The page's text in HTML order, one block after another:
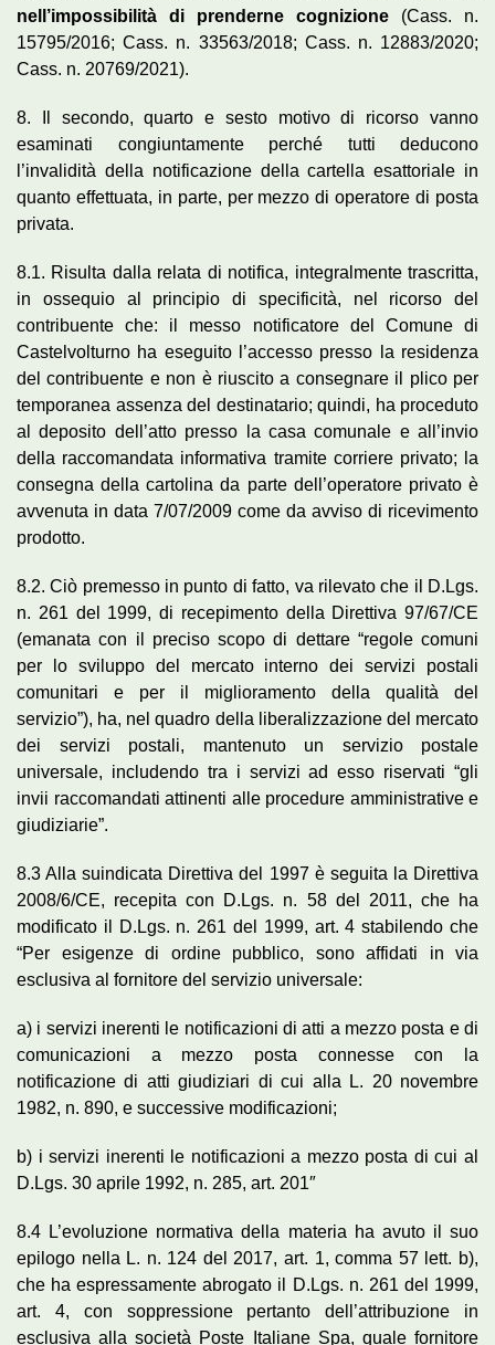
nell’impossibilità di prenderne cognizione (Cass. n.
15795/2016; Cass. n. 33563/2018; Cass. n. 12883/2020;
Cass. n. 20769/2021).
8. Il secondo, quarto e sesto motivo di ricorso vanno
esaminati congiuntamente perché tutti deducono
l’invalidità della notificazione della cartella esattoriale in
quanto effettuata, in parte, per mezzo di operatore di posta
privata.
8.1. Risulta dalla relata di notifica, integralmente trascritta,
in ossequio al principio di specificità, nel ricorso del
contribuente che: il messo notificatore del Comune di
Castelvolturno ha eseguito l’accesso presso la residenza
del contribuente e non è riuscito a consegnare il plico per
temporanea assenza del destinatario; quindi, ha proceduto
al deposito dell’atto presso la casa comunale e all’invio
della raccomandata informativa tramite corriere privato; la
consegna della cartolina da parte dell’operatore privato è
avvenuta in data 7/07/2009 come da avviso di ricevimento
prodotto.
8.2. Ciò premesso in punto di fatto, va rilevato che il D.Lgs.
n. 261 del 1999, di recepimento della Direttiva 97/67/CE
(emanata con il preciso scopo di dettare “regole comuni
per lo sviluppo del mercato interno dei servizi postali
comunitari e per il miglioramento della qualità del
servizio”), ha, nel quadro della liberalizzazione del mercato
dei servizi postali, mantenuto un servizio postale
universale, includendo tra i servizi ad esso riservati “gli
invii raccomandati attinenti alle procedure amministrative e
giudiziarie”.
8.3 Alla suindicata Direttiva del 1997 è seguita la Direttiva
2008/6/CE, recepita con D.Lgs. n. 58 del 2011, che ha
modificato il D.Lgs. n. 261 del 1999, art. 4 stabilendo che
“Per esigenze di ordine pubblico, sono affidati in via
esclusiva al fornitore del servizio universale:
a) i servizi inerenti le notificazioni di atti a mezzo posta e di
comunicazioni a mezzo posta connesse con la
notificazione di atti giudiziari di cui alla L. 20 novembre
1982, n. 890, e successive modificazioni;
b) i servizi inerenti le notificazioni a mezzo posta di cui al
D.Lgs. 30 aprile 1992, n. 285, art. 201″
8.4 L’evoluzione normativa della materia ha avuto il suo
epilogo nella L. n. 124 del 2017, art. 1, comma 57 lett. b),
che ha espressamente abrogato il D.Lgs. n. 261 del 1999,
art. 4, con soppressione pertanto dell’attribuzione in
esclusiva alla società Poste Italiane Spa, quale fornitore